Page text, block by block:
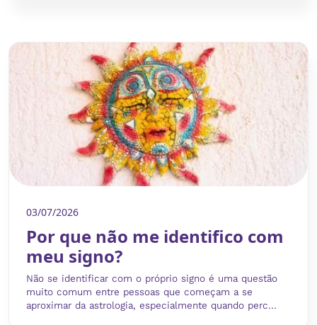
03/07/2026
Por que não me identifico com
meu signo?
Não se identificar com o próprio signo é uma questão
muito comum entre pessoas que começam a se
aproximar da astrologia, especialmente quando perc...